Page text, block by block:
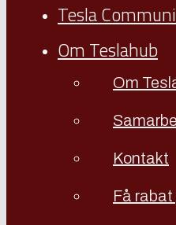
Tesla
Om Teslahub
Om
Kontakt
Få rabat